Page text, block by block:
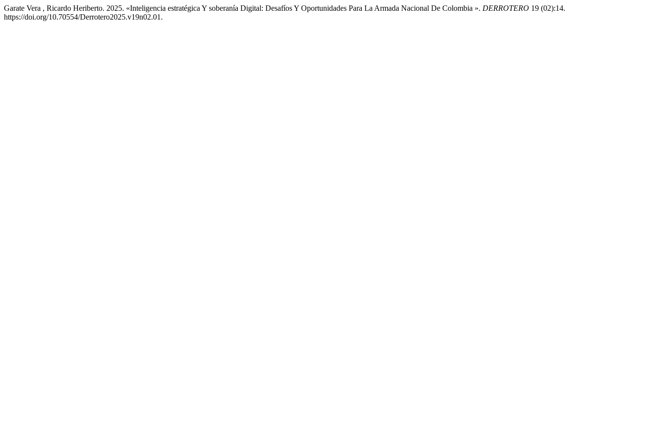
Garate Vera , Ricardo Heriberto. 2025. «Inteligencia estratégica Y soberanía Digital: Desafíos Y Oportunidades Para La Armada Nacional De Colombia ». DERROTERO 19 (02):14.
https://doi.org/10.70554/Derrotero2025.v19n02.01.